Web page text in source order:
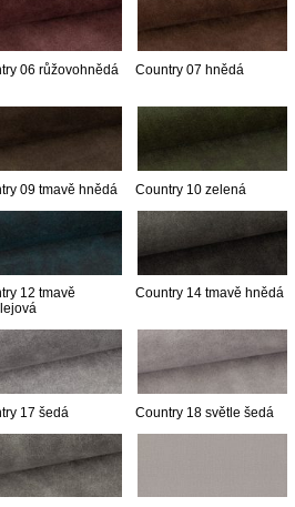
06 růžovohnědá Country 07 hnědá
09 tmavě hnědá Country 10 zelená
12 tmavě
Country 14 tmavě hnědá
17 šedá Country 18 světle šedá